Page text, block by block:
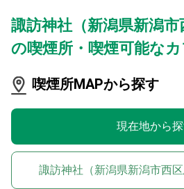
諏訪神社（新潟県新潟
の喫煙所・喫煙可能な
喫煙所MAPから探す
現在地から
諏訪神社（新潟県新潟市西